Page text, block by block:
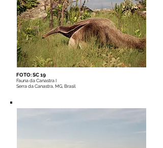
FOTO: SC 19
Fauna da Canastra I
Serra da Canastra, MG, Brasil